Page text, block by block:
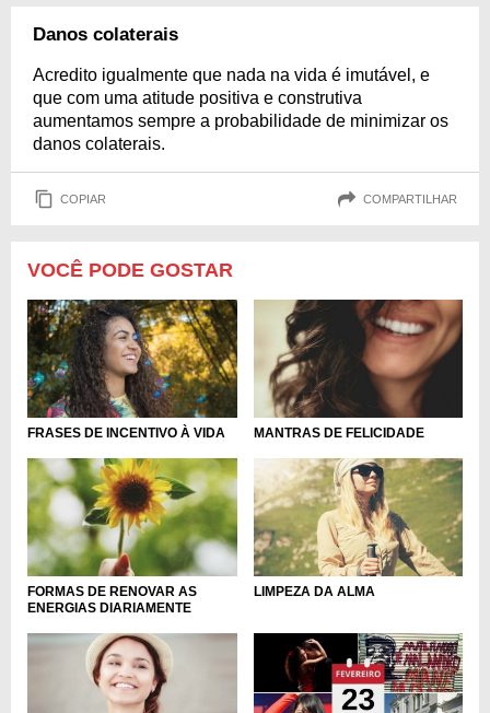
Danos colaterais
Acredito igualmente que nada na vida é imutável, e
que com uma atitude positiva e construtiva
aumentamos sempre a probabilidade de minimizar os
danos colaterais.
COPIAR COMPARTILHAR
VOCÊ PODE GOSTAR
FRASES DE INCENTIVO À VIDA MANTRAS DE FELICIDADE
FORMAS DE RENOVAR AS
ENERGIAS DIARIAMENTE
LIMPEZA DA ALMA